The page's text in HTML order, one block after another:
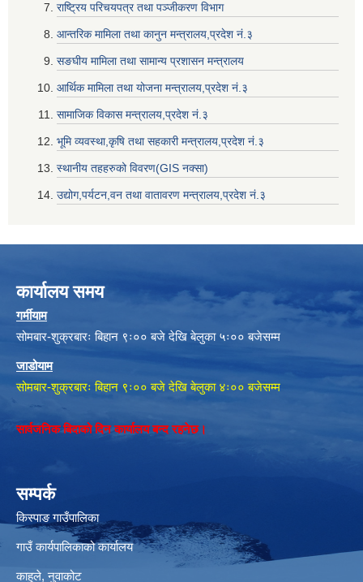
राष्ट्रिय परिचयपत्र तथा पञ्जीकरण विभाग
आन्तरिक मामिला तथा कानुन मन्त्रालय,प्रदेश नं‌‍‌‍.३
सङघीय मामिला तथा सामान्य प्रशासन मन्त्रालय
आर्थिक मामिला तथा योजना मन्त्रालय,प्रदेश नं‌‍‌‍.३
सामाजिक विकास मन्त्रालय,प्रदेश नं‌‍‌‍.३
भूमि व्यवस्था,कृषि तथा सहकारी मन्त्रालय,प्रदेश नं‌‍‌‍.३
स्थानीय तहहरुको विवरण(GIS नक्सा)
उद्योग,पर्यटन,वन तथा वातावरण मन्त्रालय,प्रदेश नं‌‍‌‍.३
कार्यालय समय
गर्मीयाम
सोमबार-शुक्रबारः बिहान ९ः०० बजे देखि बेलुका ५ः०० बजेसम्म
जाडोयाम
सोमबार-शुक्रबारः बिहान ९ः०० बजे देखि बेलुका ४ः०० बजेसम्म
सार्वजनिक बिदाको दिन कार्यालय बन्द रहनेछ।
सम्पर्क
किस्पाङ गाउँपालिका
गाउँ कार्यपालिकाको कार्यालय
काहुले‍‍, नुवाकोट